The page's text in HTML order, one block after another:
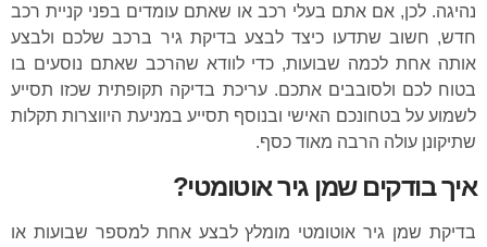
נהיגה. לכן, אם אתם בעלי רכב או שאתם עומדים בפני קניית רכב
חדש, חשוב שתדעו כיצד לבצע בדיקת גיר ברכב שלכם ולבצע
אותה אחת לכמה שבועות, כדי לוודא שהרכב שאתם נוסעים בו
בטוח לכם ולסובבים אתכם. עריכת בדיקה תקופתית שכזו תסייע
לשמוע על בטחונכם האישי ובנוסף תסייע במניעת היווצרות תקלות
שתיקונן עולה הרבה מאוד כסף.
איך בודקים שמן גיר אוטומטי?
בדיקת שמן גיר אוטומטי מומלץ לבצע אחת למספר שבועות או